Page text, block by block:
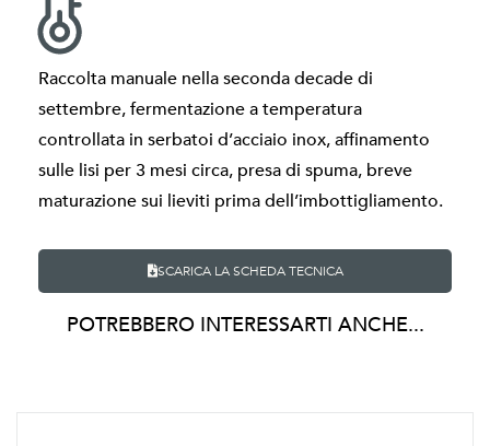
Raccolta manuale nella seconda decade di
settembre, fermentazione a temperatura
controllata in serbatoi d’acciaio inox, affinamento
sulle lisi per 3 mesi circa, presa di spuma, breve
maturazione sui lieviti prima dell’imbottigliamento.
SCARICA LA SCHEDA TECNICA
POTREBBERO INTERESSARTI ANCHE...